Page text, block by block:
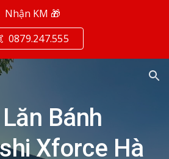
Nhận KM 🎁
0879.247.555
Bánh
Xforce Hà